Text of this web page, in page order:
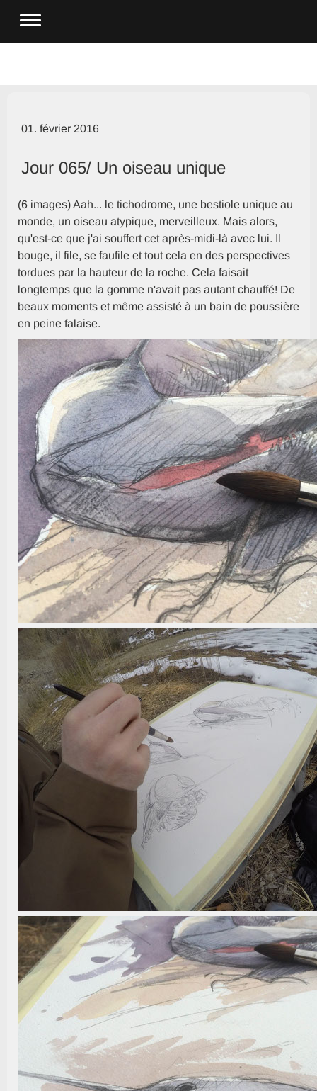
01. février 2016
Jour 065/ Un oiseau unique
(6 images) Aah... le tichodrome, une bestiole unique au
monde, un oiseau atypique, merveilleux. Mais alors,
qu'est-ce que j'ai souffert cet après-midi-là avec lui. Il
bouge, il file, se faufile et tout cela en des perspectives
tordues par la hauteur de la roche. Cela faisait
longtemps que la gomme n'avait pas autant chauffé! De
beaux moments et même assisté à un bain de poussière
en peine falaise.